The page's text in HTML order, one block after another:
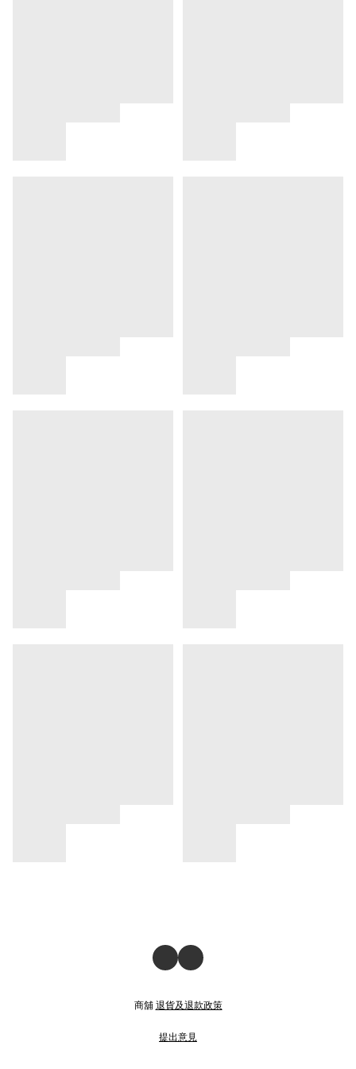
商舖 退貨及退款政策
提出意見